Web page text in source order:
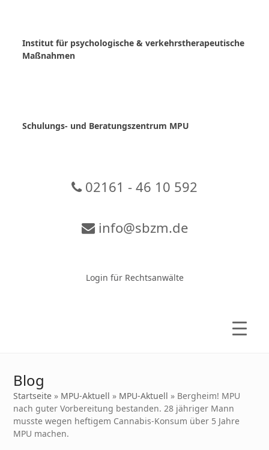
Institut für psychologische & verkehrstherapeutische
Maßnahmen
Schulungs- und Beratungszentrum MPU
02161 - 46 10 592
info@sbzm.de
Login für Rechtsanwälte
Blog
Startseite » MPU-Aktuell » MPU-Aktuell » Bergheim! MPU
nach guter Vorbereitung bestanden. 28 jähriger Mann
musste wegen heftigem Cannabis-Konsum über 5 Jahre
MPU machen.